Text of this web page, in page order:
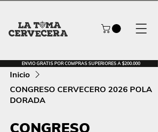
ENVIO GRATIS POR COMPRAS SUPERIORES A $200.000
Inicio
CONGRESO CERVECERO 2026 POLA
DORADA
CONGRESO